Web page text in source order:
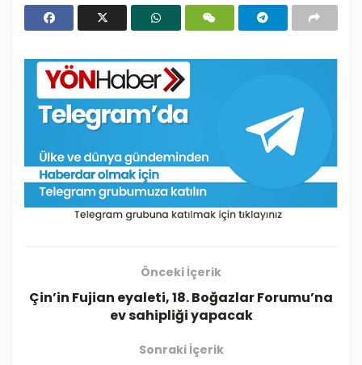
Önceki İçerik
Çin’in Fujian eyaleti, 18. Boğazlar Forumu’na
ev sahipliği yapacak
Sonraki İçerik